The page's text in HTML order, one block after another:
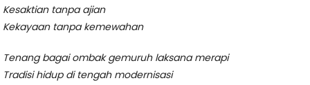
Kesaktian tanpa ajian
Kekayaan tanpa kemewahan
Tenang bagai ombak gemuruh laksana merapi
Tradisi hidup di tengah modernisasi